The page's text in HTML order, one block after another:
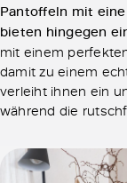
Pantoffeln mit
bieten hingegen
mit einem
damit zu einem
verleiht ihnen ein
während die